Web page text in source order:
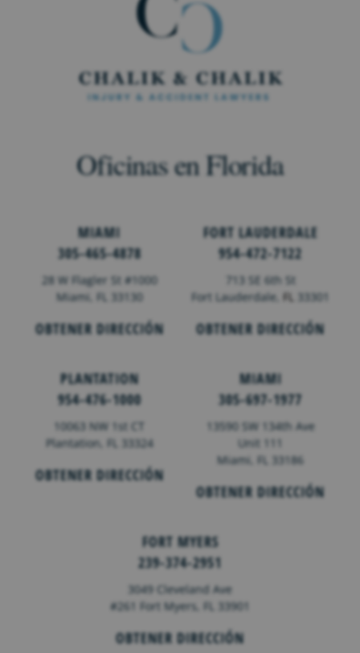
Oficinas en Florida
MIAMI
305-465-4878
28 W Flagler St #1000
Miami, FL 33130
OBTENER DIRECCIÓN
FORT LAUDERDALE
954-472-7122
713 SE 6th St
Fort Lauderdale,FL 33301
OBTENER DIRECCIÓN
PLANTATION
954-476-1000
10063 NW 1st CT
Plantation, FL 33324
OBTENER DIRECCIÓN
MIAMI
305-697-1977
13590 SW 134th Ave
Unit 111
Miami, FL 33186
OBTENER DIRECCIÓN
FORT MYERS
239-374-2951
3049 Cleveland Ave
#261 Fort Myers, FL 33901
OBTENER DIRECCIÓN